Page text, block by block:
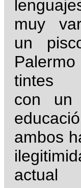
muy
un
tintes
con un
ambos
actual